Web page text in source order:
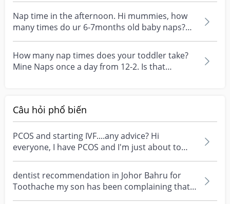
Nap time in the afternoon. Hi mummies, how
many times do ur 6-7months old baby naps?
How long to eac...
How many nap times does your toddler take?
Mine Naps once a day from 12-2. Is that
Câu hỏi phổ biến
PCOS and starting IVF....any advice? Hi
everyone, I have PCOS and I'm just about to
start my first I...
dentist recommendation in Johor Bahru for
Toothache my son has been complaining that
one of his teet...